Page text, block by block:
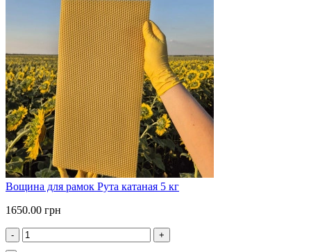
Вощина для рамок Рута катаная 5 кг
1650.00 грн
- +